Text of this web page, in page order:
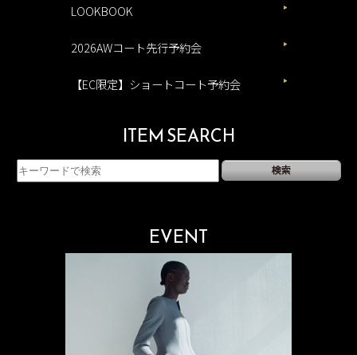
LOOKBOOK
2026AWコート先行予約会
【EC限定】ショートコート予約会
ITEM SEARCH
EVENT